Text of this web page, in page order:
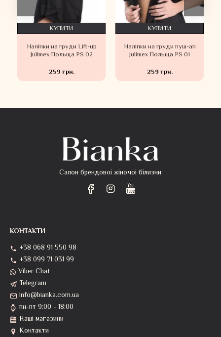
Наліпки на груди Lift-up
Julimex Польща PS 02
259 грн.
КУПИТИ
Наліпки на груди пуш-ап
Julimex Польща PS 01
259 грн.
КУПИТИ
Салон брендовоі жіночоі білизни
КОНТАКТИ
+38 068 91 550 98
+38 099 71 031 99
Viber Chat
Telegram
info@bianka.com.ua
пн-пт 9:00 - 18:00
Наші магазини
Контакти